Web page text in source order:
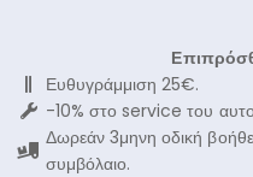
Ευθυγράμμιση 25€.
-10% στο service του
Δωρεάν 3μηνη οδική
συμβόλαιο.